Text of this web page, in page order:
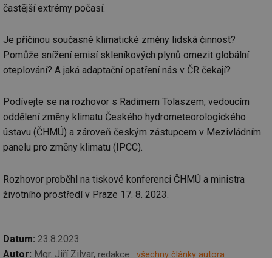
častější extrémy počasí.
Je příčinou současné klimatické změny lidská činnost?
Pomůže snížení emisí skleníkových plynů omezit globální
oteplování? A jaká adaptační opatření nás v ČR čekají?
Podívejte se na rozhovor s Radimem Tolaszem, vedoucím
oddělení změny klimatu Českého hydrometeorologického
ústavu (ČHMÚ) a zároveň českým zástupcem v Mezivládním
panelu pro změny klimatu (IPCC).
Rozhovor proběhl na tiskové konferenci ČHMÚ a ministra
životního prostředí v Praze 17. 8. 2023.
Datum: 23.8.2023
Autor: Mgr. Jiří Zilvar, redakce všechny články autora